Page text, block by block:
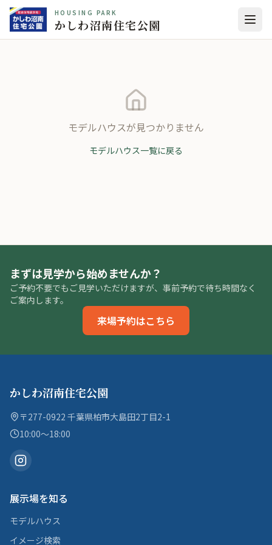
HOUSING PARK
かしわ沼南住宅公園
モデルハウスが見つかりません
モデルハウス一覧に戻る
まずは見学から始めませんか？
ご予約不要でもご見学いただけますが、事前予約で待ち時間なく
ご案内します。
来場予約はこちら
かしわ沼南住宅公園
〒277-0922 千葉県柏市大島田2丁目2-1
10:00〜18:00
展示場を知る
モデルハウス
イメージ検索